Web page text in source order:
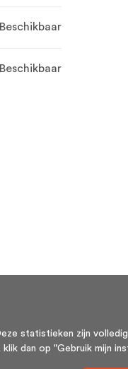
Beschikbaar
Beschikbaar
statistieken zijn
dan op "Gebruik mijn